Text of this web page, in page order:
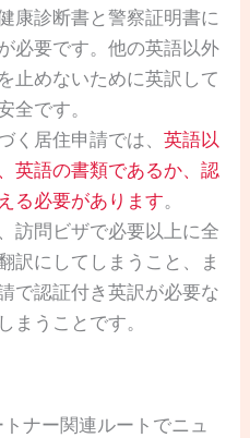
康診断書と警察証明書に
必要です。他の英語以外
止めないために英訳して
全です。
く居住申請では、英語以
英語の書類であるか、認
る必要があります。
訪問ビザで必要以上に全
訳にしてしまうこと、ま
で認証付き英訳が必要な
まうことです。
ナー関連ルートでニュ